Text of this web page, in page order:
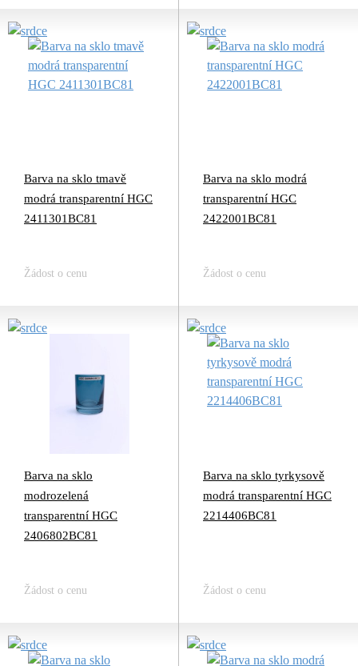
Barva na sklo tmavě
modrá transparentní HGC
2411301BC81
Žádost o cenu
Barva na sklo modrá
transparentní HGC
2422001BC81
Žádost o cenu
Barva na sklo
modrozelená
transparentní HGC
2406802BC81
Žádost o cenu
Barva na sklo tyrkysově
modrá transparentní HGC
2214406BC81
Žádost o cenu